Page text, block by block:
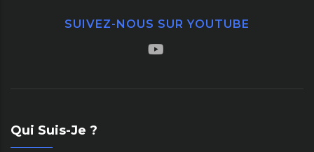
SUIVEZ-NOUS SUR YOUTUBE
Qui Suis-Je ?